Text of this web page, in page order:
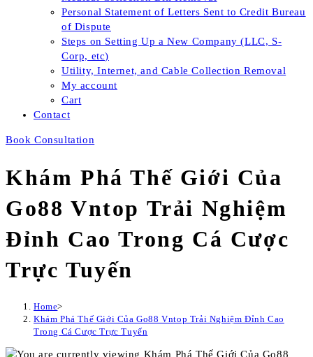
Personal Statement of Letters Sent to Credit Bureau
of Dispute
Steps on Setting Up a New Company (LLC, S-
Corp, etc)
Utility, Internet, and Cable Collection Removal
My account
Cart
Contact
Book Consultation
Khám Phá Thế Giới Của
Go88 Vntop Trải Nghiệm
Đỉnh Cao Trong Cá Cược
Trực Tuyến
Home>
Khám Phá Thế Giới Của Go88 Vntop Trải Nghiệm Đỉnh Cao
Trong Cá Cược Trực Tuyến